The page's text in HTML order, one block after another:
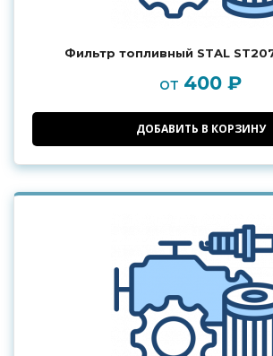
Фильтр топливный STAL
от 400 ₽
ДОБАВИТЬ В КОРЗИНУ